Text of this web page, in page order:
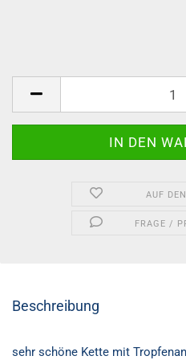
AUF
FRAGE /
Beschreibung
sehr schöne Kette mit